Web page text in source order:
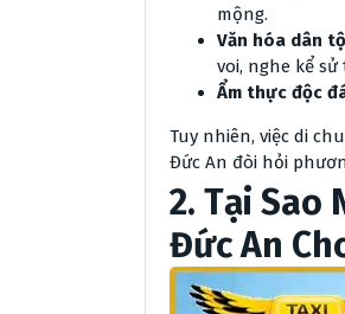
mộng.
Văn hóa dân
voi, nghe kể sử
Ẩm thực độc
Tuy nhiên, việc di
Đức An đòi hỏi
2. Tại Sao
Đức An